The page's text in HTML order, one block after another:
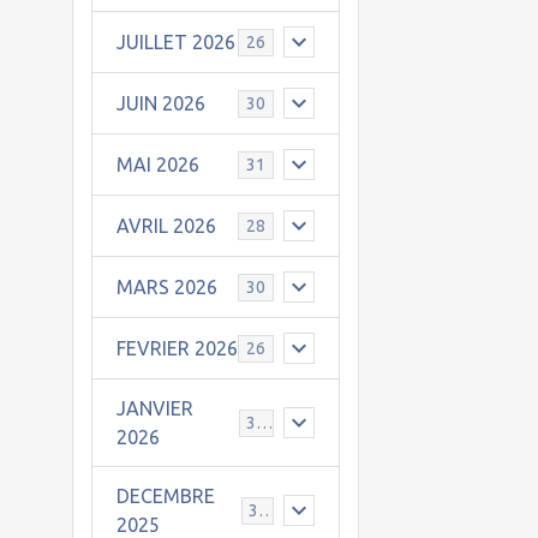
JUILLET 2026 26
JUIN 2026 30
MAI 2026 31
AVRIL 2026 28
MARS 2026 30
FEVRIER 2026 26
JANVIER
2026
31
DECEMBRE
2025
30